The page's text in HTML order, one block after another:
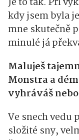
kdy jsem byla
mne skutečně
minulé já
Maluješ
Monstra a
vyhráváš
Ve snech vedu
složité sny,